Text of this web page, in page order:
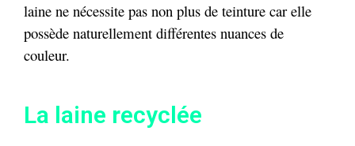
laine ne nécessite pas non plus de teinture car elle
possède naturellement différentes nuances de
couleur.
La laine recyclée